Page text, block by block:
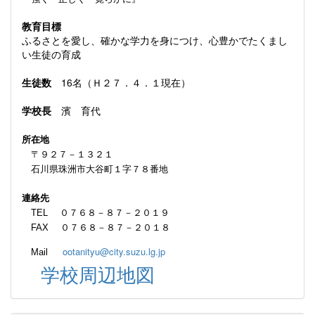
教育目標
ふるさとを愛し、確かな学力を身につけ、心豊かでたくまし
い生徒の育成
生徒数 16名（Ｈ２７．４．１現在）
学校長 濱 育代
所在地
〒９２７－１３２１
石川県珠洲市大谷町１字７８番地
連絡先
TEL ０７６８－８７－２０１９
FAX ０７６８－８７－２０１８
Mail ootanityu@city.suzu.lg.jp
学校周辺地図